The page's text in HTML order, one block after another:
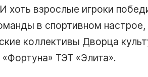
хоть взрослые игроки
в спортивном
коллективы Дворца
ТЭТ «Элита».